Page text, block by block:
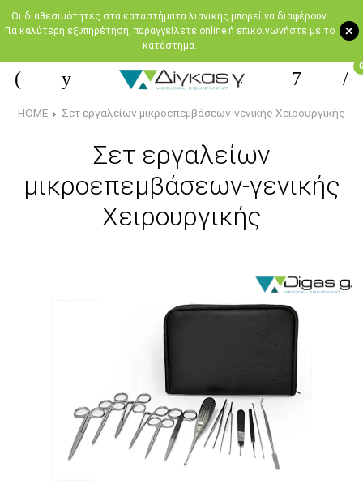
+
Oι διαθεσιμότητες στα καταστήματα λιανικής μπορεί να διαφέρουν.
Για καλύτερη εξυπηρέτηση, παραγγείλετε online ή επικοινωνήστε με το
κατάστημα.
0
HOME Σετ εργαλείων μικροεπεμβάσεων-γενικής Χειρουργικής
Σετ εργαλείων
μικροεπεμβάσεων-γενικής
Χειρουργικής